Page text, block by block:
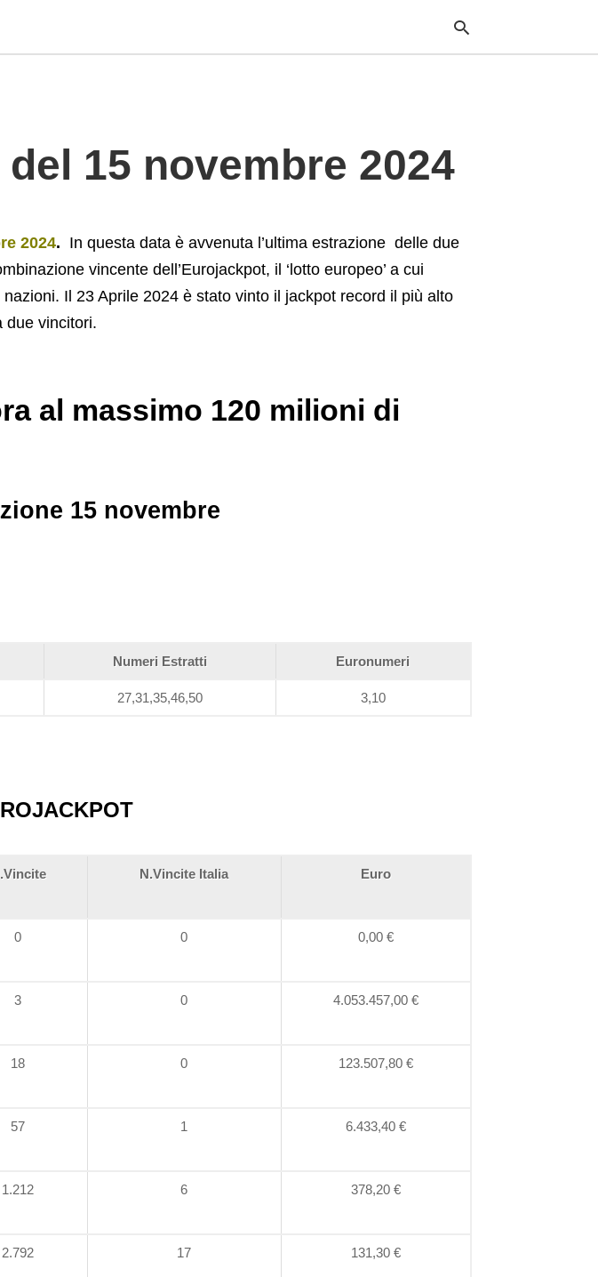
15 novembre 2024
2024. In questa data è avvenuta l’ultima estrazione delle due
vincente dell’Eurojackpot, il ‘lotto europeo’ a cui
nazioni. Il 23 Aprile 2024 è stato vinto il jackpot record il più alto
due vincitori.
al massimo 120 milioni di
15 novembre
Numeri Estratti Euronumeri
27,31,35,46,50 3,10
N.Vincite Italia Euro
0 0 0,00 €
3 0 4.053.457,00 €
18 0 123.507,80 €
57 1 6.433,40 €
1.212 6 378,20 €
2.792 17 131,30 €